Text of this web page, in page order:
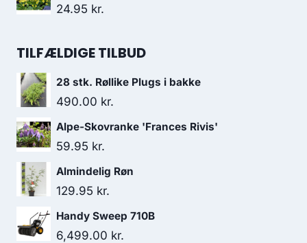
24.95 kr.
TILFÆLDIGE TILBUD
28 stk. Røllike Plugs i bakke
490.00 kr.
Alpe-Skovranke 'Frances Rivis'
59.95 kr.
Almindelig Røn
129.95 kr.
Handy Sweep 710B
6,499.00 kr.